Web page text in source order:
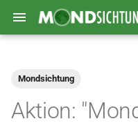
h
Deutschland 1400-1449
Mondsichtung
Aktion: